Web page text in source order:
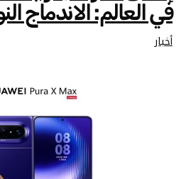
في العالم: الاندماج
أخبار